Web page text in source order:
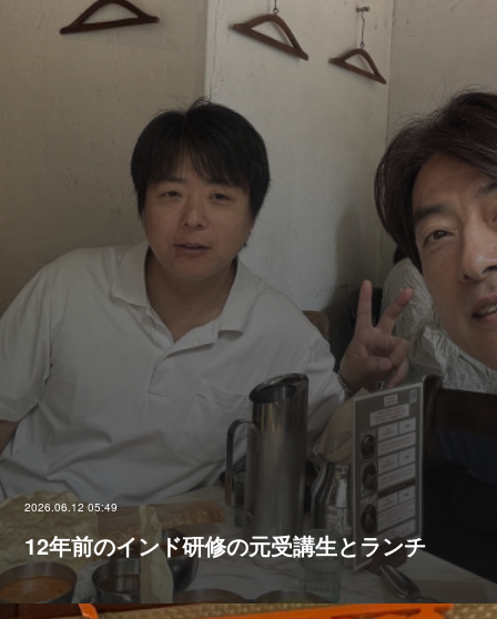
2026.06.12 05:49
12年前のインド研修の元受講生とランチ